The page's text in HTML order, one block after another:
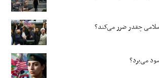
چقدر ضرر می‌کند؟
سود می‌برد؟